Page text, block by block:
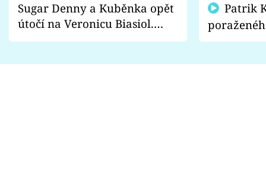
Sugar Denny a Kuběnka opět
útočí na Veronicu Biasiol.
Proč je podle nich falešná a
fanoušci